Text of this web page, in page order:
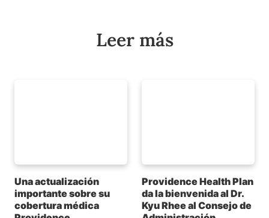
Leer más
Una actualización
importante sobre su
cobertura médica
Providence Health Plan
da la bienvenida al Dr.
Kyu Rhee al Consejo de